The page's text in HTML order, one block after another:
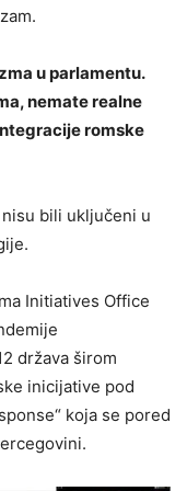
u parlamentu.
nemate realne
romske
bili uključeni u
Initiatives Office
država širom
inicijative pod
koja se pored